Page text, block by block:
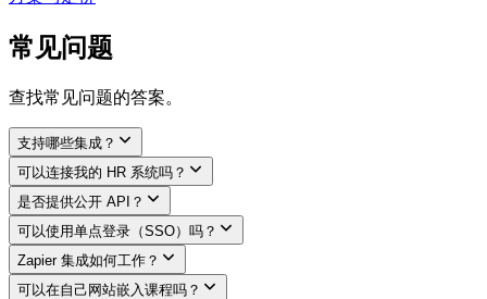
常见问题
查找常见问题的答案。
支持哪些集成？
可以连接我的 HR 系统吗？
是否提供公开 API？
可以使用单点登录（SSO）吗？
Zapier 集成如何工作？
可以在自己网站嵌入课程吗？